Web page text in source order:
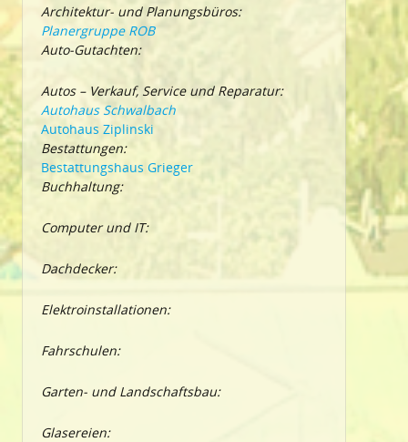
Architektur- und Planungsbüros:
Planergruppe ROB
Auto-Gutachten:
Autos – Verkauf, Service und Reparatur:
Autohaus Schwalbach
Autohaus Ziplinski
Bestattungen:
Bestattungshaus Grieger
Buchhaltung:
Computer und IT:
Dachdecker:
Elektroinstallationen:
Fahrschulen:
Garten- und Landschaftsbau:
Glasereien: